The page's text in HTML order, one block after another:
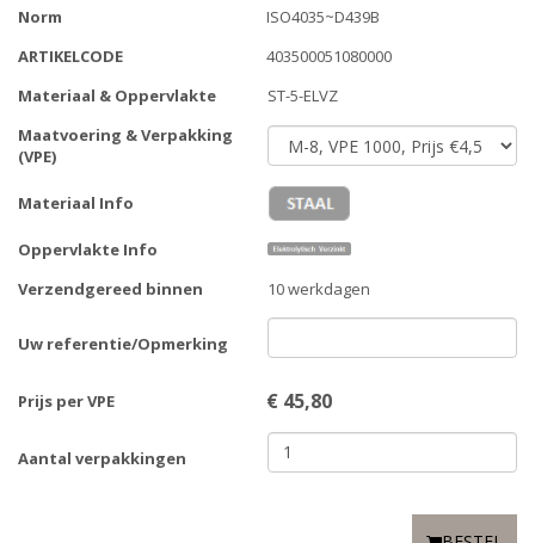
Norm
ISO4035~D439B
ARTIKELCODE
403500051080000
Materiaal & Oppervlakte
ST-5-ELVZ
Maatvoering & Verpakking
(VPE)
Materiaal Info
Oppervlakte Info
Verzendgereed binnen
10 werkdagen
Uw referentie/Opmerking
Prijs per VPE € 45,80
Aantal verpakkingen